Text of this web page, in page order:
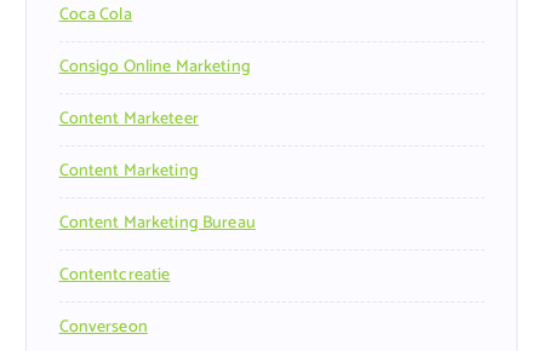
Coca Cola
Consigo Online Marketing
Content Marketeer
Content Marketing
Content Marketing Bureau
Contentcreatie
Converseon